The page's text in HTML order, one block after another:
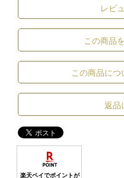
レビ
この商品
この商品につ
返品